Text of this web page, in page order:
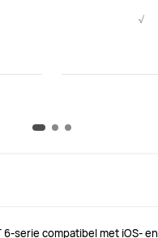
√
6-serie compatibel met iOS- en